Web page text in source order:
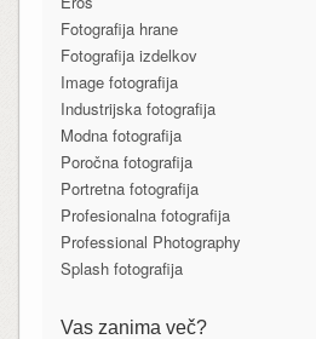
Fotografija hrane
Fotografija izdelkov
Image fotografija
Industrijska fotografija
Modna fotografija
Poročna fotografija
Portretna fotografija
Profesionalna fotografija
Professional Photography
Splash fotografija
Vas zanima več?